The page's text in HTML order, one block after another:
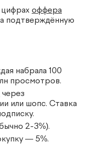
оффера
подтверждённую
набрала 100
просмотров.
через
или шопс. Ставка
2-3%).
— 5%.